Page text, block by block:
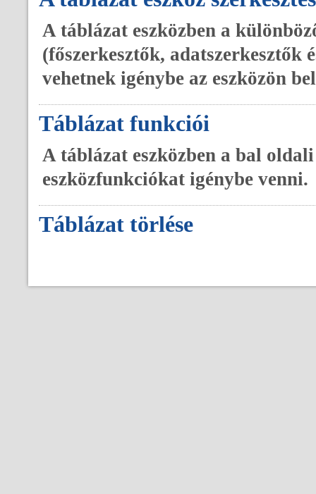
A táblázat eszközben a
(főszerkesztők,
vehetnek igénybe az eszközön
Táblázat funkciói
A táblázat eszközben a bal
eszközfunkciókat igénybe venni.
Táblázat törlése